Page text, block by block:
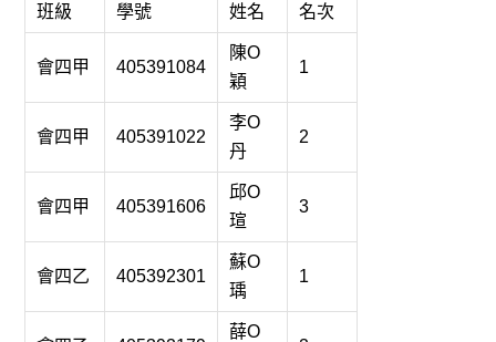
班級 學號 姓名 名次
會四甲 405391084
陳O
穎
1
會四甲 405391022
李O
丹
2
會四甲 405391606
邱O
瑄
3
會四乙 405392301
蘇O
瑀
1
薛O